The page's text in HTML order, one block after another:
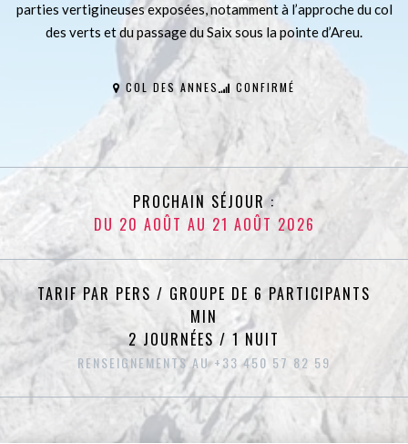
parties vertigineuses exposées, notamment à l’approche du col
des verts et du passage du Saix sous la pointe d’Areu.
COL DES ANNES CONFIRMÉ
PROCHAIN SÉJOUR :
DU 20 AOÛT AU 21 AOÛT 2026
TARIF PAR PERS / GROUPE DE 6 PARTICIPANTS
MIN
2 JOURNÉES / 1 NUIT
RENSEIGNEMENTS AU +33 450 57 82 59